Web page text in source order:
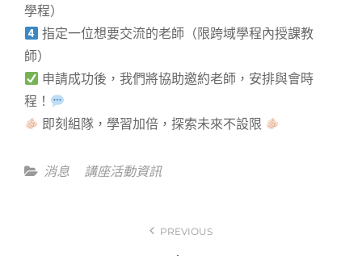
學程）
指定一位想要交流的老師（限跨域學程內授課教
師）
申請成功後，我們將協助邀約老師，安排與會時
程！
即刻組隊，學習加倍，探索未來不設限
Categories
消息 講座活動資訊
PREVIOUS